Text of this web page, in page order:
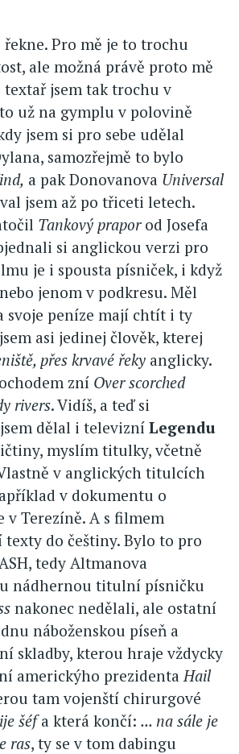
Pro mě je to trochu
ale možná právě proto mě
textař jsem tak trochu v
už na gymplu v polovině
jsem si pro sebe udělal
samozřejmě to bylo
a pak Donovanova Universal
jsem až po třiceti letech.
Tankový praporod Josefa
si anglickou verzi pro
je i spousta písniček, i když
jenom v podkresu. Měl
svoje peníze mají chtít i ty
asi jedinej člověk, kterej
přes krvavé řeky anglicky.
zní Over scorched
rivers. Vidíš, a teď si
dělal i televizní Legendu
myslím titulky, včetně
v anglických titulcích
v dokumentu o
v Terezíně. A s filmem
do češtiny. Bylo to pro
tedy Altmanova
nádhernou titulní písničku
nakonec nedělali, ale ostatní
náboženskou píseň a
skladby, kterou hraje vždycky
americkýho prezidenta Hail
tam vojenští chirurgové
šéfa která končí: ... na sále je
ras, ty se v tom dabingu